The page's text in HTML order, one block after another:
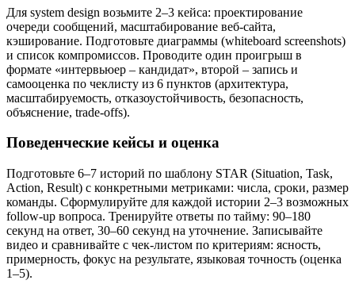
Для system design возьмите 2–3 кейса: проектирование
очереди сообщений, масштабирование веб-сайта,
кэширование. Подготовьте диаграммы (whiteboard screenshots)
и список компромиссов. Проводите один проигрыш в
формате «интервьюер – кандидат», второй – запись и
самооценка по чеклисту из 6 пунктов (архитектура,
масштабируемость, отказоустойчивость, безопасность,
объяснение, trade-offs).
Поведенческие кейсы и оценка
Подготовьте 6–7 историй по шаблону STAR (Situation, Task,
Action, Result) с конкретными метриками: числа, сроки, размер
команды. Сформулируйте для каждой истории 2–3 возможных
follow-up вопроса. Тренируйте ответы по тайму: 90–180
секунд на ответ, 30–60 секунд на уточнение. Записывайте
видео и сравнивайте с чек-листом по критериям: ясность,
примерность, фокус на результате, языковая точность (оценка
1–5).